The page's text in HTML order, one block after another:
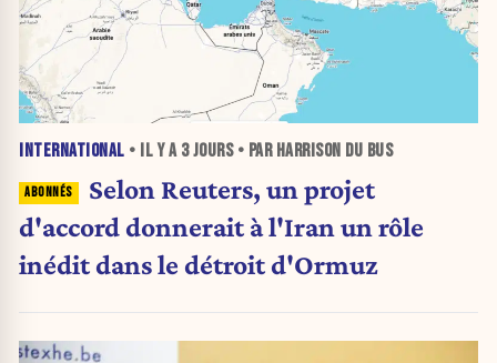
INTERNATIONAL • IL Y A 3 JOURS• PAR HARRISON DU BUS
Selon Reuters, un projet
d'accord donnerait à l'Iran un rôle
inédit dans le détroit d'Ormuz